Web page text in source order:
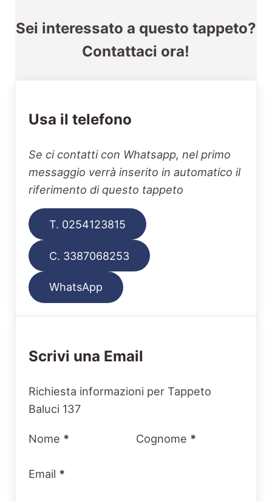
Sei interessato a questo tappeto?
Contattaci ora!
Usa il telefono
Se ci contatti con Whatsapp, nel primo
messaggio verrà inserito in automatico il
riferimento di questo tappeto
T. 0254123815
C. 3387068253
WhatsApp
Scrivi una Email
Section
Richiesta informazioni per Tappeto
Baluci 137
Nome * Cognome *
Email *